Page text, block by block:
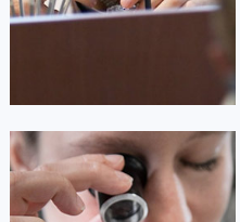
 广州浪琴维修
安尼塔·阿普里尔
资深浪琴技师
是浪琴维修服务中心